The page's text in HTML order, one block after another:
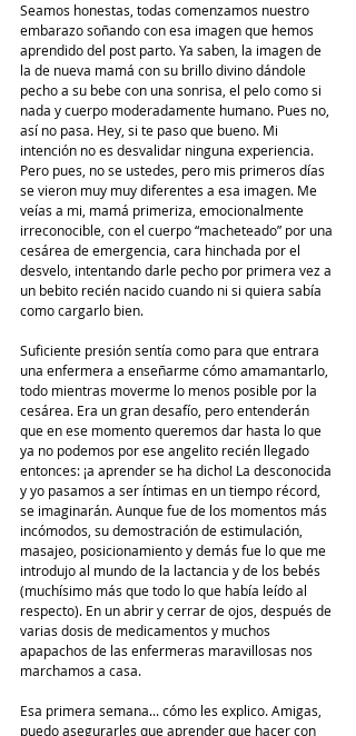
Seamos honestas, todas comenzamos nuestro
embarazo soñando con esa imagen que hemos
aprendido del post parto. Ya saben, la imagen de
la de nueva mamá con su brillo divino dándole
pecho a su bebe con una sonrisa, el pelo como si
nada y cuerpo moderadamente humano. Pues no,
así no pasa. Hey, si te paso que bueno. Mi
intención no es desvalidar ninguna experiencia.
Pero pues, no se ustedes, pero mis primeros días
se vieron muy muy diferentes a esa imagen. Me
veías a mi, mamá primeriza, emocionalmente
irreconocible, con el cuerpo “macheteado” por una
cesárea de emergencia, cara hinchada por el
desvelo, intentando darle pecho por primera vez a
un bebito recién nacido cuando ni si quiera sabía
como cargarlo bien.
Suficiente presión sentía como para que entrara
una enfermera a enseñarme cómo amamantarlo,
todo mientras moverme lo menos posible por la
cesárea. Era un gran desafío, pero entenderán
que en ese momento queremos dar hasta lo que
ya no podemos por ese angelito recién llegado
entonces: ¡a aprender se ha dicho! La desconocida
y yo pasamos a ser íntimas en un tiempo récord,
se imaginarán. Aunque fue de los momentos más
incómodos, su demostración de estimulación,
masajeo, posicionamiento y demás fue lo que me
introdujo al mundo de la lactancia y de los bebés
(muchísimo más que todo lo que había leído al
respecto). En un abrir y cerrar de ojos, después de
varias dosis de medicamentos y muchos
apapachos de las enfermeras maravillosas nos
marchamos a casa.
Esa primera semana... cómo les explico. Amigas,
puedo asegurarles que aprender que hacer con